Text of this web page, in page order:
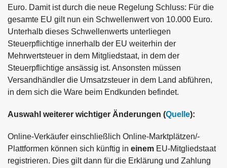
Euro. Damit ist durch die neue Regelung Schluss: Für die
gesamte EU gilt nun ein Schwellenwert von 10.000 Euro.
Unterhalb dieses Schwellenwerts unterliegen
Steuerpflichtige innerhalb der EU weiterhin der
Mehrwertsteuer in dem Mitgliedstaat, in dem der
Steuerpflichtige ansässig ist. Ansonsten müssen
Versandhändler die Umsatzsteuer in dem Land abführen,
in dem sich die Ware beim Endkunden befindet.
Auswahl weiterer wichtiger Änderungen (Quelle):
Online-Verkäufer einschließlich Online-Marktplätzen/-
Plattformen können sich künftig in einem EU-Mitgliedstaat
registrieren. Dies gilt dann für die Erklärung und Zahlung